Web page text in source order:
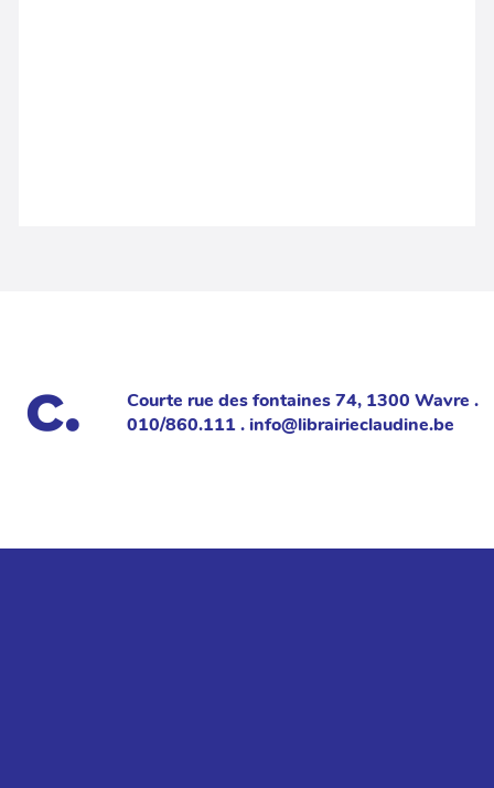
Courte rue des fontaines 74, 1300 Wavre .
010/860.111 . info@librairieclaudine.be